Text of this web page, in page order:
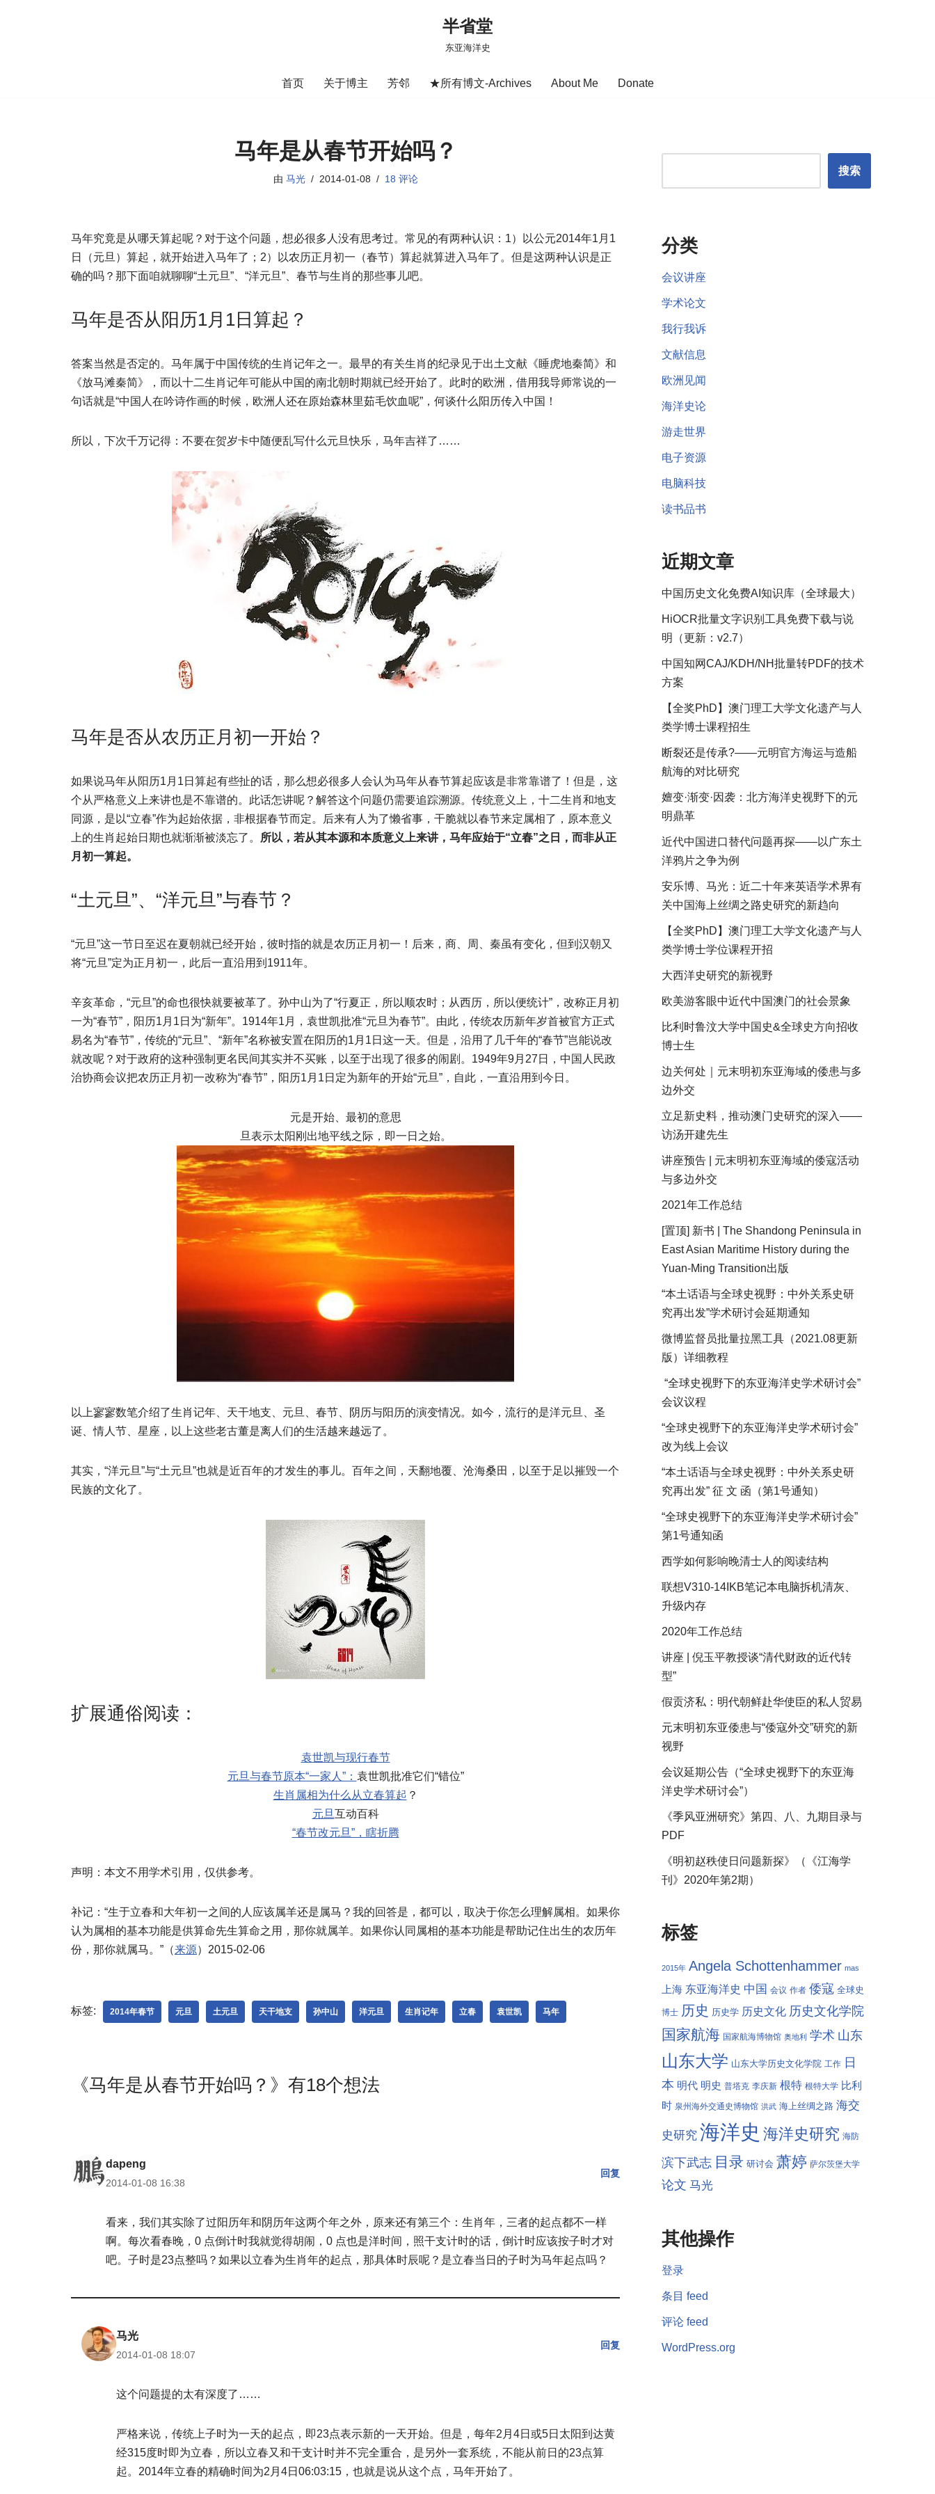
半省堂
东亚海洋史
首页 关于博主 芳邻 ★所有博文-Archives About Me Donate
马年是从春节开始吗？
由 马光 2014-01-08 18 评论
马年究竟是从哪天算起呢？对于这个问题，想必很多人没有思考过。常见的有两种认识：1）以公元2014年1月1
日（元旦）算起，就开始进入马年了；2）以农历正月初一（春节）算起就算进入马年了。但是这两种认识是正
确的吗？那下面咱就聊聊“土元旦”、“洋元旦”、春节与生肖的那些事儿吧。
马年是否从阳历1月1日算起？
答案当然是否定的。马年属于中国传统的生肖记年之一。最早的有关生肖的纪录见于出土文献《睡虎地秦简》和
《放马滩秦简》，而以十二生肖记年可能从中国的南北朝时期就已经开始了。此时的欧洲，借用我导师常说的一
句话就是“中国人在吟诗作画的时候，欧洲人还在原始森林里茹毛饮血呢”，何谈什么阳历传入中国！
所以，下次千万记得：不要在贺岁卡中随便乱写什么元旦快乐，马年吉祥了……
马年是否从农历正月初一开始？
如果说马年从阳历1月1日算起有些扯的话，那么想必很多人会认为马年从春节算起应该是非常靠谱了！但是，这
个从严格意义上来讲也是不靠谱的。此话怎讲呢？解答这个问题仍需要追踪溯源。传统意义上，十二生肖和地支
同源，是以“立春”作为起始依据，非根据春节而定。后来有人为了懒省事，干脆就以春节来定属相了，原本意义
上的生肖起始日期也就渐渐被淡忘了。
所以，若从其本源和本质意义上来讲，马年应始于“立春”之日，而非从正
月初一算起。
“土元旦”、“洋元旦”与春节？
“元旦”这一节日至迟在夏朝就已经开始，彼时指的就是农历正月初一！后来，商、周、秦虽有变化，但到汉朝又
将“元旦”定为正月初一，此后一直沿用到1911年。
辛亥革命，“元旦”的命也很快就要被革了。孙中山为了“行夏正，所以顺农时；从西历，所以便统计”，改称正月初
一为“春节”，阳历1月1日为“新年”。1914年1月，袁世凯批准“元旦为春节”。由此，传统农历新年岁首被官方正式
易名为“春节”，传统的“元旦”、“新年”名称被安置在阳历的1月1日这一天。但是，沿用了几千年的“春节”岂能说改
就改呢？对于政府的这种强制更名民间其实并不买账，以至于出现了很多的闹剧。1949年9月27日，中国人民政
治协商会议把农历正月初一改称为“春节”，阳历1月1日定为新年的开始“元旦”，自此，一直沿用到今日。
元是开始、最初的意思
旦表示太阳刚出地平线之际，即一日之始。
以上寥寥数笔介绍了生肖记年、天干地支、元旦、春节、阴历与阳历的演变情况。如今，流行的是洋元旦、圣
诞、情人节、星座，以上这些老古董是离人们的生活越来越远了。
其实，“洋元旦”与“土元旦”也就是近百年的才发生的事儿。百年之间，天翻地覆、沧海桑田，以至于足以摧毁一个
民族的文化了。
扩展通俗阅读：
袁世凯与现行春节
元旦与春节原本“一家人”： 袁世凯批准它们“错位”
生肖属相为什么从立春算起 ？
元旦互动百科
“春节改元旦”，瞎折腾
声明：本文不用学术引用，仅供参考。
补记：“生于立春和大年初一之间的人应该属羊还是属马？我的回答是，都可以，取决于你怎么理解属相。如果你
认为属相的基本功能是供算命先生算命之用，那你就属羊。如果你认同属相的基本功能是帮助记住出生的农历年
份，那你就属马。”（来源）2015-02-06
标签: 2014年春节 元旦 土元旦 天干地支 孙中山 洋元旦 生肖记年 立春 袁世凯 马年
《马年是从春节开始吗？》有18个想法
dapeng
2014-01-08 16:38
回复
看来，我们其实除了过阳历年和阴历年这两个年之外，原来还有第三个：生肖年，三者的起点都不一样
啊。每次看春晚，0 点倒计时我就觉得胡闹，0 点也是洋时间，照干支计时的话，倒计时应该按子时才对
吧。子时是23点整吗？如果以立春为生肖年的起点，那具体时辰呢？是立春当日的子时为马年起点吗？
马光
2014-01-08 18:07
回复
这个问题提的太有深度了……
严格来说，传统上子时为一天的起点，即23点表示新的一天开始。但是，每年2月4日或5日太阳到达黄
经315度时即为立春，所以立春又和干支计时并不完全重合，是另外一套系统，不能从前日的23点算
起。2014年立春的精确时间为2月4日06:03:15，也就是说从这个点，马年开始了。
搜索
分类
会议讲座
学术论文
我行我诉
文献信息
欧洲见闻
海洋史论
游走世界
电子资源
电脑科技
读书品书
近期文章
中国历史文化免费AI知识库（全球最大）
HiOCR批量文字识别工具免费下载与说
明（更新：v2.7）
中国知网CAJ/KDH/NH批量转PDF的技术
方案
【全奖PhD】澳门理工大学文化遗产与人
类学博士课程招生
断裂还是传承?——元明官方海运与造船
航海的对比研究
嬗变·渐变·因袭：北方海洋史视野下的元
明鼎革
近代中国进口替代问题再探——以广东土
洋鸦片之争为例
安乐博、马光：近二十年来英语学术界有
关中国海上丝绸之路史研究的新趋向
【全奖PhD】澳门理工大学文化遗产与人
类学博士学位课程开招
大西洋史研究的新视野
欧美游客眼中近代中国澳门的社会景象
比利时鲁汶大学中国史&全球史方向招收
博士生
边关何处｜元末明初东亚海域的倭患与多
边外交
立足新史料，推动澳门史研究的深入——
访汤开建先生
讲座预告 | 元末明初东亚海域的倭寇活动
与多边外交
2021年工作总结
[置顶] 新书 | The Shandong Peninsula in
East Asian Maritime History during the
Yuan-Ming Transition出版
“本土话语与全球史视野：中外关系史研
究再出发”学术研讨会延期通知
微博监督员批量拉黑工具（2021.08更新
版）详细教程
“全球史视野下的东亚海洋史学术研讨会”
会议议程
“全球史视野下的东亚海洋史学术研讨会”
改为线上会议
“本土话语与全球史视野：中外关系史研
究再出发” 征 文 函（第1号通知）
“全球史视野下的东亚海洋史学术研讨会”
第1号通知函
西学如何影响晚清士人的阅读结构
联想V310-14IKB笔记本电脑拆机清灰、
升级内存
2020年工作总结
讲座 | 倪玉平教授谈“清代财政的近代转
型”
假贡济私：明代朝鲜赴华使臣的私人贸易
元末明初东亚倭患与“倭寇外交”研究的新
视野
会议延期公告（“全球史视野下的东亚海
洋史学术研讨会”）
《季风亚洲研究》第四、八、九期目录与
PDF
《明初赵秩使日问题新探》（《江海学
刊》2020年第2期）
标签
2015年 Angela Schottenhammer mas
上海 东亚海洋史 中国 会议 作者 倭寇 全球史
博士 历史 历史学 历史文化 历史文化学院
国家航海 国家航海博物馆 奥地利 学术 山东
山东大学 山东大学历史文化学院 工作 日
本 明代 明史 普塔克 李庆新 根特 根特大学 比利
时 泉州海外交通史博物馆 洪武 海上丝绸之路 海交
史研究 海洋史 海洋史研究 海防
滨下武志 目录 研讨会 萧婷 萨尔茨堡大学
论文 马光
其他操作
登录
条目 feed
评论 feed
WordPress.org